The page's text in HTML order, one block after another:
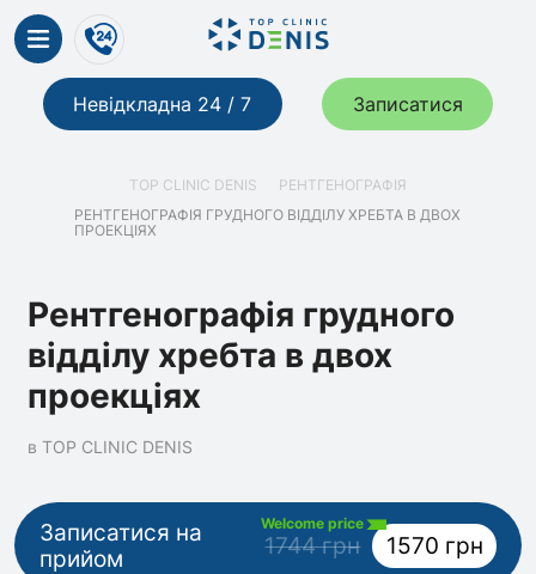
Невідкладна 24 / 7 Записатися
TOP CLINIC DENIS
РЕНТГЕНОГРАФІЯ
РЕНТГЕНОГРАФІЯ ГРУДНОГО ВІДДІЛУ ХРЕБТА В ДВОХ
ПРОЕКЦІЯХ
Рентгенографія грудного
відділу хребта в двох
проекціях
в TOP CLINIC DENIS
Записатися на
прийом
Welcome price
1744 грн 1570 грн